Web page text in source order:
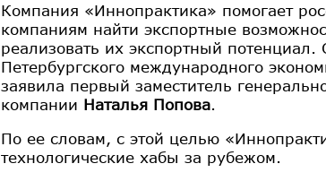
Компания «Иннопрактика» помогает
компаниям найти экспортные
реализовать их экспортный потенциал.
Петербургского международного
заявила первый заместитель
компании Наталья Попова.
По ее словам, с этой целью
технологические хабы за рубежом.